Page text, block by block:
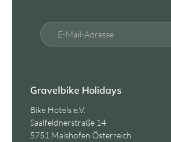
E-Mail-Adresse
Gravelbike Holidays
Bike Hotels e.V.
Saalfeldnerstraße 14
5751 Maishofen Österreich